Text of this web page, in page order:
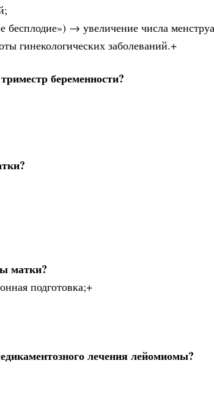
бесплодие») → увеличение числа
гинекологических заболеваний.+
беременности?
матки?
подготовка;+
лечения лейомиомы?